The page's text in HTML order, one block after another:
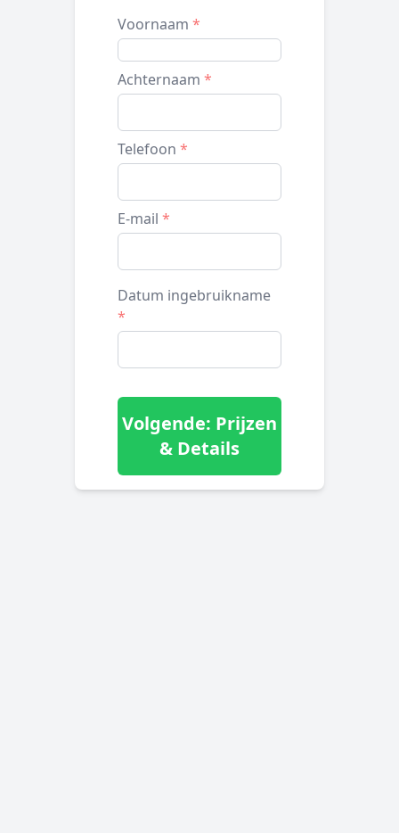
Voornaam *
Achternaam *
Telefoon *
E-mail *
Datum ingebruikname
*
Volgende: Prijzen
& Details